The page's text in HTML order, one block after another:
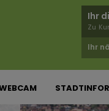
Ihr
Zu
Ihr